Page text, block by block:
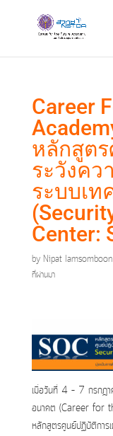
Career
หลักสูต
ระวังค
ระบบเท
Center:
by Nipat Iamsomboon
ที่ผ่านมา
เมื่อวันที่ 4 – 7 กรกฎ
อนาคต (Career for
หลักสูตรศูนย์ปฏิบัติการเ